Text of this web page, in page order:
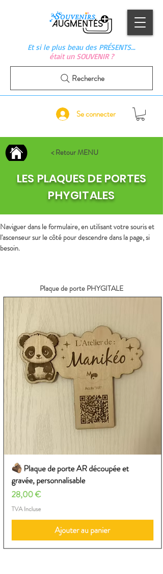
Et si le plus beau des PRÉSENTS…
était un SOUVENIR ?
Se connecter
Recherche
< Retour MENU
LES PLAQUES DE PORTES
PHYGITALES
Naviguer dans le formulaire, en utilisant votre souris et
l'ascenseur sur le côté pour descendre dans la page, si
besoin.
Plaque de porte PHYGITALE